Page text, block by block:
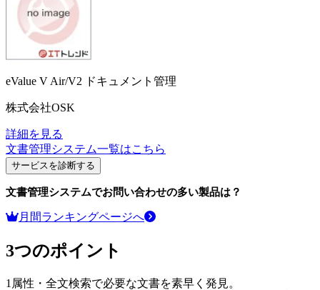
eValue V Air/V2 ドキュメント管理
株式会社OSK
詳細を見る
文書管理システム一覧はこちら
サービスを診断する
文書管理システムでお問い合わせの多い製品は？
月間ランキングページへ
3つのポイント
1 属性・全文検索で必要な文書を素早く発見。